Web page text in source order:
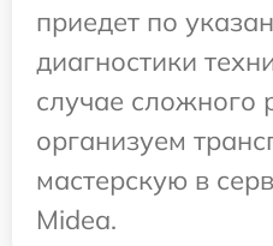
приедет по
диагностики
случае сложного
организуем
мастерскую в
Midea.